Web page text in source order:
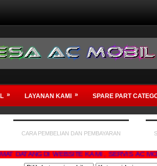
» LAYANAN KAMI » SPARE PART
CARA PEMBELIAN DAN PEMBAYARAN
DI WEBSITE KAMI , SERVIS AC MOBIL